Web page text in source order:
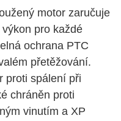
motor zaručuje
pro každé
ochrana PTC
přetěžování.
proti spálení při
chráněn proti
vinutím a XP